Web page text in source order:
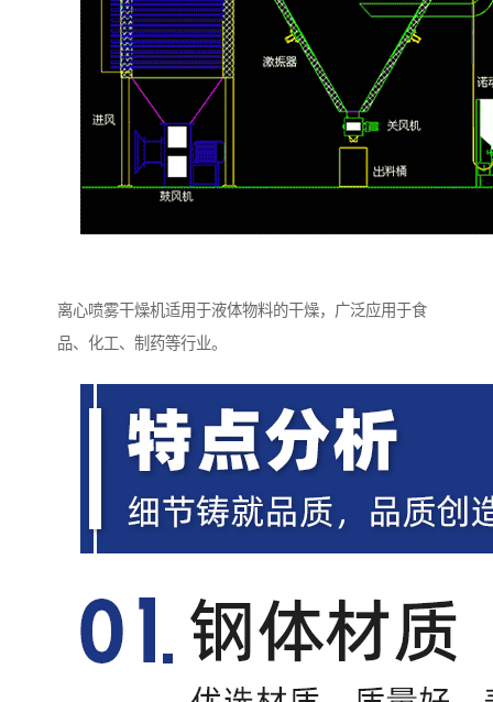
离心喷雾干燥机适用于液体物料的干燥，广泛应用于食
品、化工、制药等行业。